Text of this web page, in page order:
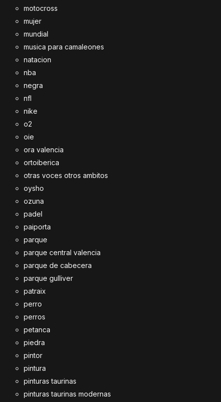
motocross
mujer
mundial
musica para camaleones
natacion
nba
negra
nfl
nike
o2
oie
ora valencia
ortoiberica
otras voces otros ambitos
oysho
ozuna
padel
paiporta
parque
parque central valencia
parque de cabecera
parque gulliver
patraix
perro
perros
petanca
piedra
pintor
pintura
pinturas taurinas
pinturas taurinas modernas